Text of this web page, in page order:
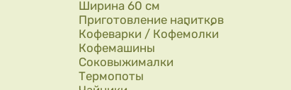
Ширина 60 см
Приготовление напитков
Кофеварки / Кофемолки
Кофемашины
Соковыжималки
Термопоты